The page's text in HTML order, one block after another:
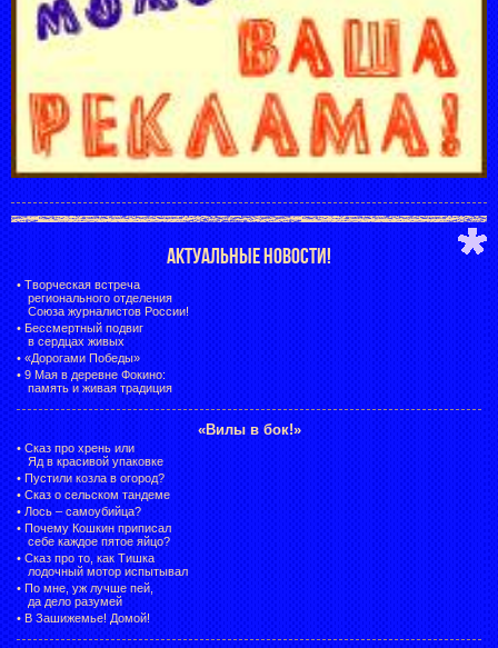
АКТУАЛЬНЫЕ НОВОСТИ!
• Творческая встреча
регионального отделения
Союза журналистов России!
• Бессмертный подвиг
в сердцах живых
• «Дорогами Победы»
• 9 Мая в деревне Фокино:
память и живая традиция
«Вилы в бок!»
• Сказ про хрень или
Яд в красивой упаковке
• Пустили козла в огород?
• Сказ о сельском тандеме
• Лось – самоубийца?
• Почему Кошкин приписал
себе каждое пятое яйцо?
• Сказ про то, как Тишка
лодочный мотор испытывал
• По мне, уж лучше пей,
да дело разумей
• В Зашижемье! Домой!